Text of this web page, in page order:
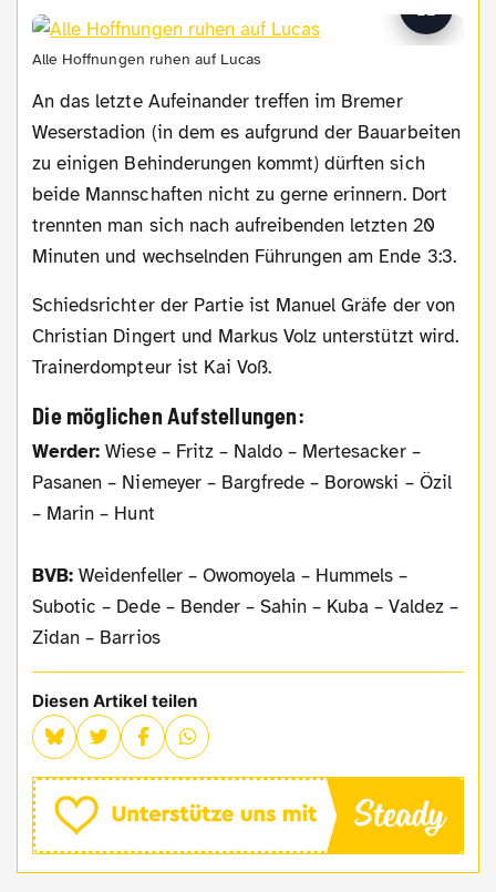
Alle Hoffnungen ruhen auf Lucas
An das letzte Aufeinander treffen im Bremer
Weserstadion (in dem es aufgrund der Bauarbeiten
zu einigen Behinderungen kommt) dürften sich
beide Mannschaften nicht zu gerne erinnern. Dort
trennten man sich nach aufreibenden letzten 20
Minuten und wechselnden Führungen am Ende 3:3.
Schiedsrichter der Partie ist Manuel Gräfe der von
Christian Dingert und Markus Volz unterstützt wird.
Trainerdompteur ist Kai Voß.
Die möglichen Aufstellungen:
Werder: Wiese – Fritz – Naldo – Mertesacker –
Pasanen – Niemeyer – Bargfrede – Borowski – Özil
– Marin – Hunt
BVB: Weidenfeller – Owomoyela – Hummels –
Subotic – Dede – Bender – Sahin – Kuba – Valdez –
Zidan – Barrios
Diesen Artikel teilen